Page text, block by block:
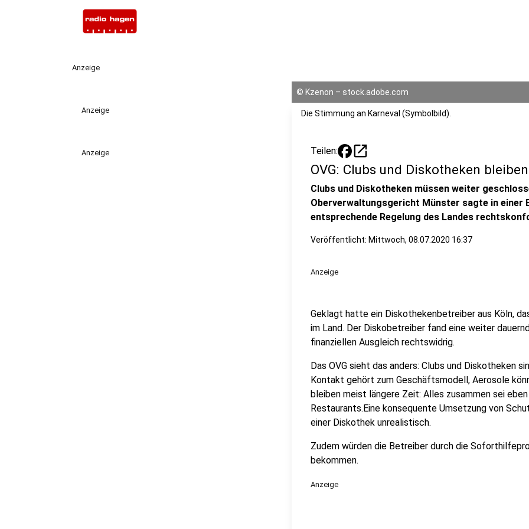
Anzeige
Anzeige
Anzeige
© Kzenon – stock.adobe.com
Die Stimmung an Karneval (Symbolbild).
Teilen: open_in_new
OVG: Clubs und Diskotheken
Clubs und Diskotheken müssen weiter
Oberverwaltungsgericht Münster sagte in einer
entsprechende Regelung des Landes
Veröffentlicht: Mittwoch, 08.07.2020 16:37
Anzeige
Geklagt hatte ein Diskothekenbetreiber aus Köln,
im Land. Der Diskobetreiber fand eine weiter
finanziellen Ausgleich rechtswidrig.
Das OVG sieht das anders: Clubs und Diskotheken
Kontakt gehört zum Geschäftsmodell, Aerosole
bleiben meist längere Zeit: Alles zusammen sei
Restaurants.Eine konsequente Umsetzung von
einer Diskothek unrealistisch.
Zudem würden die Betreiber durch die
bekommen.
Anzeige